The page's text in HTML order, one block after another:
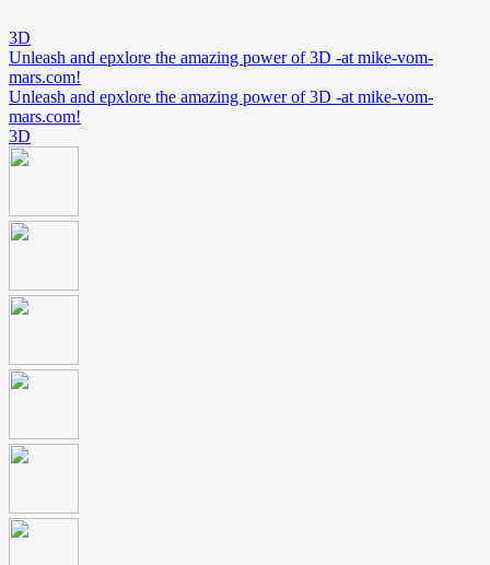
3D
Unleash and epxlore the amazing power of 3D -at mike-vom-
mars.com!
Unleash and epxlore the amazing power of 3D -at mike-vom-
mars.com!
3D